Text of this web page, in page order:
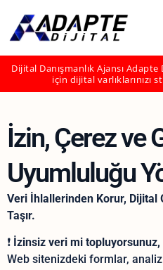
Dijital Danışmanlık Ajansı
için dijital varlıklarınızı
İzin, Çerez ve
Uyumluluğu
Veri İhlallerinden Korur, Dijital
Taşır.
❗ İzinsiz veri mi
Web sitenizdeki formlar,